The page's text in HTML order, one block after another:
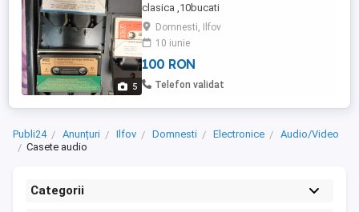
5
clasica ,10bucati
Domnesti, Ilfov
10 iunie
100 RON
Telefon validat
Publi24 Anunțuri Ilfov Domnesti Electronice
Audio/Video
Casete audio
Categorii